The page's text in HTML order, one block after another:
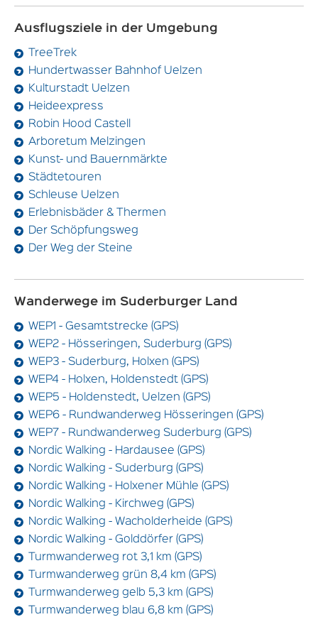
Ausflugsziele in der Umgebung
TreeTrek
Hundertwasser Bahnhof Uelzen
Kulturstadt Uelzen
Heideexpress
Robin Hood Castell
Arboretum Melzingen
Kunst- und Bauernmärkte
Städtetouren
Schleuse Uelzen
Erlebnisbäder & Thermen
Der Schöpfungsweg
Der Weg der Steine
Wanderwege im Suderburger Land
WEP1 - Gesamtstrecke (GPS)
WEP2 - Hösseringen, Suderburg (GPS)
WEP3 - Suderburg, Holxen (GPS)
WEP4 - Holxen, Holdenstedt (GPS)
WEP5 - Holdenstedt, Uelzen (GPS)
WEP6 - Rundwanderweg Hösseringen (GPS)
WEP7 - Rundwanderweg Suderburg (GPS)
Nordic Walking - Hardausee (GPS)
Nordic Walking - Suderburg (GPS)
Nordic Walking - Holxener Mühle (GPS)
Nordic Walking - Kirchweg (GPS)
Nordic Walking - Wacholderheide (GPS)
Nordic Walking - Golddörfer (GPS)
Turmwanderweg rot 3,1 km (GPS)
Turmwanderweg grün 8,4 km (GPS)
Turmwanderweg gelb 5,3 km (GPS)
Turmwanderweg blau 6,8 km (GPS)